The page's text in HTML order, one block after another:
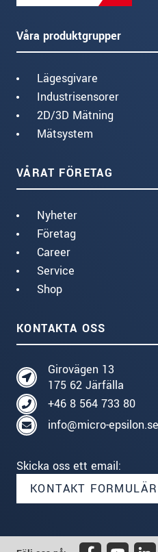
Våra produktgrupper
Lägesgivare
Industrisensorer
2D/3D Mätning
Mätsystem
VÅRAT FÖRETAG
Nyheter
Företag
Career
Service
Shop
KONTAKTA OSS
Girovägen 13
175 62 Järfälla
+46 8 564 733 80
info@micro-epsilon.se
Skicka oss ett email:
KONTAKT FORMULÄR